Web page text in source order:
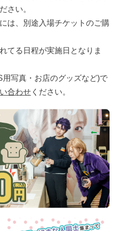
さい。
は、別途入場チケットのご購
てる日程が実施日となりま
写真・お店のグッズなど)で
合わせ ください。